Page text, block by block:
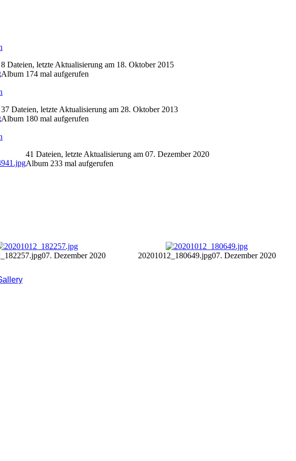
8 Dateien, letzte Aktualisierung am 18. Oktober 2015
Album 174 mal aufgerufen
37 Dateien, letzte Aktualisierung am 28. Oktober 2013
Album 180 mal aufgerufen
41 Dateien, letzte Aktualisierung am 07. Dezember 2020
Album 233 mal aufgerufen
07. Dezember 2020 20201012_180649.jpg07. Dezember 2020